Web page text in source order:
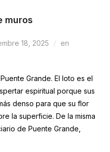
muros
18, 2025
en
Grande. El loto es el
espiritual porque sus
denso para que su flor
la superficie. De la misma
de Puente Grande,